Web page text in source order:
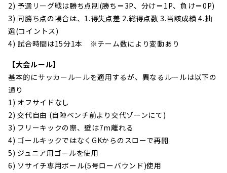
2) 予選リーグ戦は勝ち点制(勝ち＝3P、分け＝1P、負け＝0P)
3) 同勝ち点の場合は、1.得失点差 2.総得点数 3.当該成績 4.抽
選(コイントス)
4) 試合時間は15分1本 ※チーム数により変動あり
【大会ルール】
基本的にサッカールールを適用するが、異なるルールは以下の
通り
1) オフサイドなし
2) 交代自由 (自陣ベンチ前より交代ゾーンにて)
3) フリーキックの際、壁は7m離れる
4) ゴールキックではなくGKからのスローで再開
5) ジュニア用ゴールを使用
6) ソサイチ専用ボール(5号ローバウンド)使用